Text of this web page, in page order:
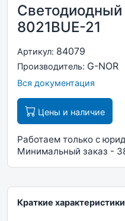
Светодиодный
8021BUE-21
Артикул: 84079
Производитель: G-NOR
Вся документация
Цены и наличие
Работаем только с
Минимальный заказ -
Краткие характеристики